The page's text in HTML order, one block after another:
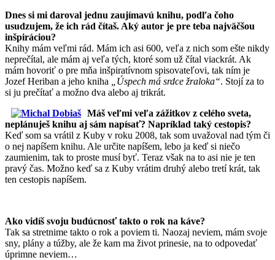
Dnes si mi daroval jednu zaujímavú knihu, podľa čoho
usudzujem, že ich rád čítaš. Aký autor je pre teba najväčšou
inšpiráciou?
Knihy mám veľmi rád. Mám ich asi 600, veľa z nich som ešte nikdy
neprečítal, ale mám aj veľa tých, ktoré som už čítal viackrát. Ak
mám hovoriť o pre mňa inšpiratívnom spisovateľovi, tak ním je
Jozef Heriban a jeho kniha
„Úspech má srdce žraloka“. Stojí za to
si ju prečítať a možno dva alebo aj trikrát.
Máš veľmi veľa zážitkov z celého sveta,
neplánuješ knihu aj sám napísať? Napríklad taký cestopis?
Keď som sa vrátil z Kuby v roku 2008, tak som uvažoval nad tým či
o nej napíšem knihu. Ale určite napíšem, lebo ja keď si niečo
zaumienim, tak to proste musí byť. Teraz však na to asi nie je ten
pravý čas. Možno keď sa z Kuby vrátim druhý alebo tretí krát, tak
ten cestopis napíšem.
Ako vidíš svoju budúcnosť takto o rok na káve?
Tak sa stretnime takto o rok a poviem ti. Naozaj neviem, mám svoje
sny, plány a túžby, ale že kam ma život prinesie, na to odpovedať
úprimne neviem…